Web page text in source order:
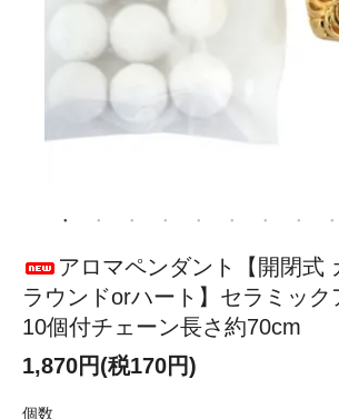
アロマペンダント【開閉
ラウンドorハート】セラミック
10個付チェーン長さ約70cm
1,870円(税170円)
個数